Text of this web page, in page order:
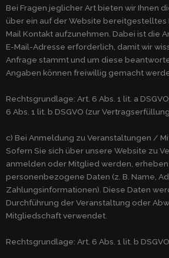
Bei Fragen jeglicher Art bieten wir Ihnen
über ein auf der Website bereitgestelltes
Mail Kontakt aufzunehmen. Dabei ist die
E-Mail-Adresse erforderlich, damit wir
Anfrage stammt und um diese
Angaben können freiwillig gemacht
Rechtsgrundlage: Art. 6 Abs. 1 lit. a
6 Abs. 1 lit. b DSGVO (zur
c) Bei Anmeldung zu Veranstaltungen /
Sofern Sie sich über unsere Website zu
anmelden oder Mitglied werden,
personenbezogene Daten (z. B. Name,
Zahlungsinformationen). Diese Daten
Durchführung der Veranstaltung oder
Mitgliedschaft verwendet.
Rechtsgrundlage: Art. 6 Abs. 1 lit. b DSGVO.